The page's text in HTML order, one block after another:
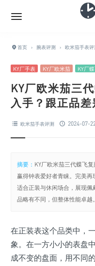
首页 › 腕表评测 › 欧米茄手表评
KY厂手表 KY厂欧米茄 KY厂
KY厂欧米茄三
入手？跟正品差
欧米茄手表评测 2024-07-
摘要： KY厂欧米茄三代蝶飞
赢得钟表爱好者青睐。完美再
适合正装与休闲场合，展现
品略有不同，但整体性能卓越。
在正装表这个品类中，
象。在一方小小的表盘
成不变的盘面，用不同